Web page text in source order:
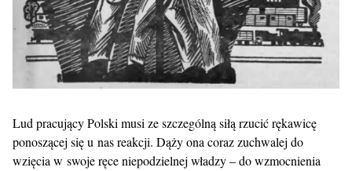
Lud pracujący Polski musi ze szczególną siłą rzucić rękawicę
ponoszącej się u nas reakcji. Dąży ona coraz zuchwalej do
wzięcia w swoje ręce niepodzielnej władzy – do wzmocnienia